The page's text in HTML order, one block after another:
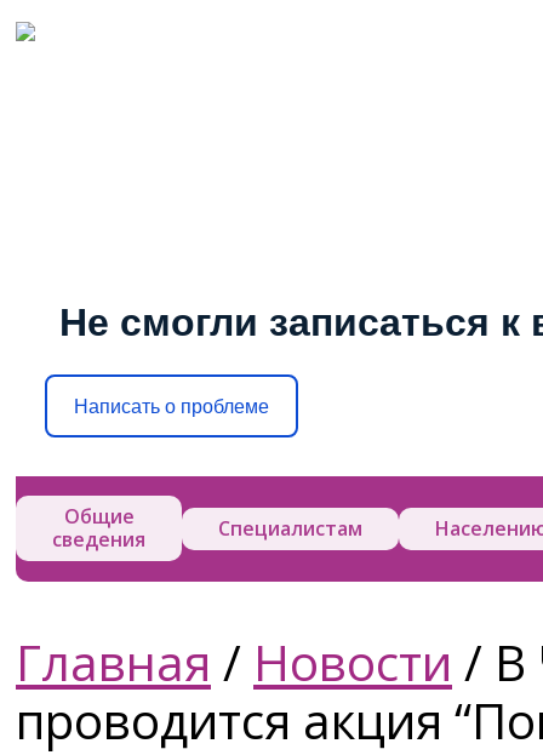
Не смогли записаться к
Написать о проблеме
Общие
сведения
Специалистам
Главная / Новости / В
проводится акция